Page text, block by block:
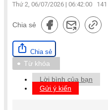
Thứ 2, 06/07/2026 | 06:42:00 141
Chia sẻ
Chia sẻ
Từ khóa
Lời bình của bạn
Gửi ý kiến